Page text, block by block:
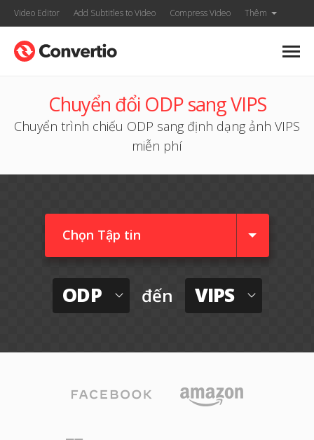
Video Editor Add Subtitles to Video Compress Video Thêm
Chuyển đổi ODP sang VIPS
Chuyển trình chiếu ODP sang định dạng ảnh VIPS
miễn phí
Chọn Tập tin
ODP đến VIPS